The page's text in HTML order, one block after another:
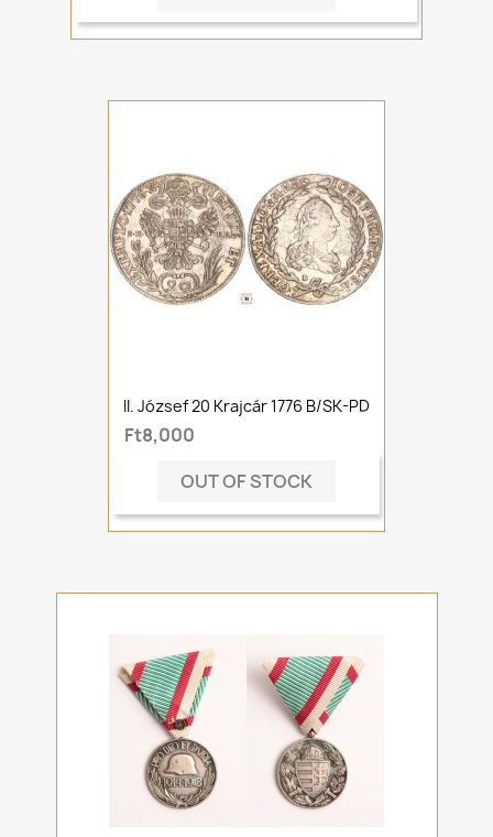
II. József 20 Krajcár 1776 B/SK-PD
Ft8,000
OUT OF STOCK